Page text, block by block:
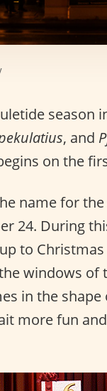
season
, and
on the
name for
24. During
to
windows of
in the
more fun and